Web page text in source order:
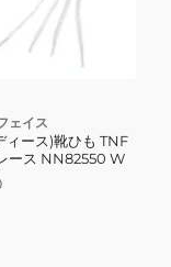
ェイス
ィース)靴ひも TNF
ース NN82550 W